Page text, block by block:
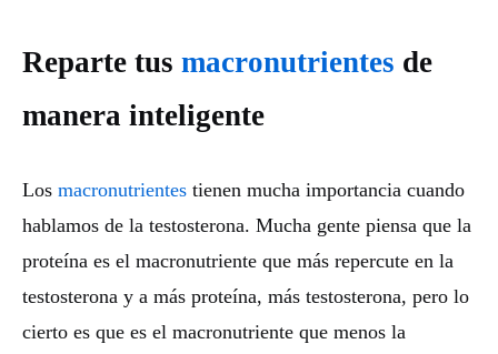
Reparte tus macronutrientes de
manera inteligente
Los macronutrientes tienen mucha importancia cuando
hablamos de la testosterona. Mucha gente piensa que la
proteína es el macronutriente que más repercute en la
testosterona y a más proteína, más testosterona, pero lo
cierto es que es el macronutriente que menos la